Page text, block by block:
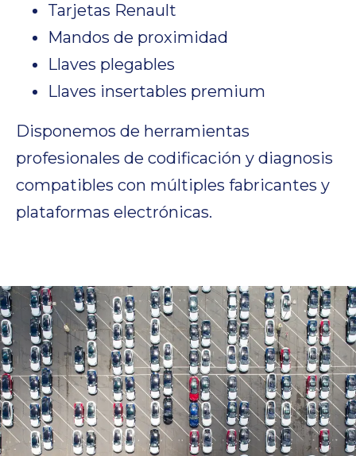
Tarjetas Renault
Mandos de proximidad
Llaves plegables
Llaves insertables premium
Disponemos de herramientas
profesionales de codificación y diagnosis
compatibles con múltiples fabricantes y
plataformas electrónicas.